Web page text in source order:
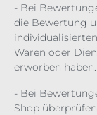
- Bei
die Bewertung
Waren oder
erworben haben.
- Bei
Shop